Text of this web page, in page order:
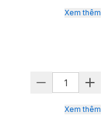
Xem thêm
Xem thêm